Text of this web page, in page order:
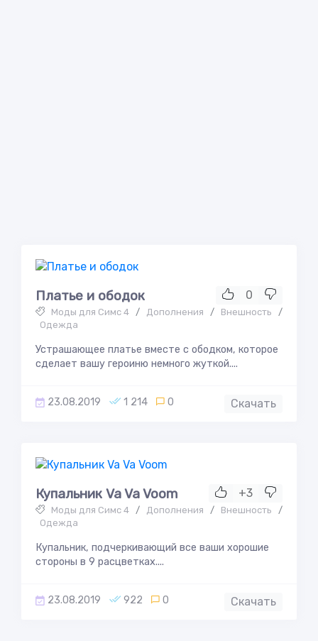
0
Платье и ободок
Моды для Симс 4 / Дополнения / Внешность
/
Одежда
Устрашающее платье вместе с ободком, которое
сделает вашу героиню немного жуткой....
23.08.2019 1 214 0 Скачать
+3
Купальник Va Va Voom
Моды для Симс 4 / Дополнения / Внешность
/
Одежда
Купальник, подчеркивающий все ваши хорошие
стороны в 9 расцветках....
23.08.2019 922 0 Скачать